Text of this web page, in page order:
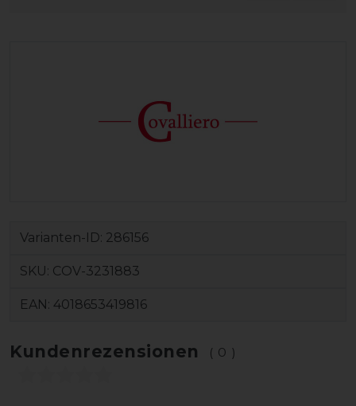
Varianten-ID: 286156
SKU: COV-3231883
EAN: 4018653419816
Kundenrezensionen (0)